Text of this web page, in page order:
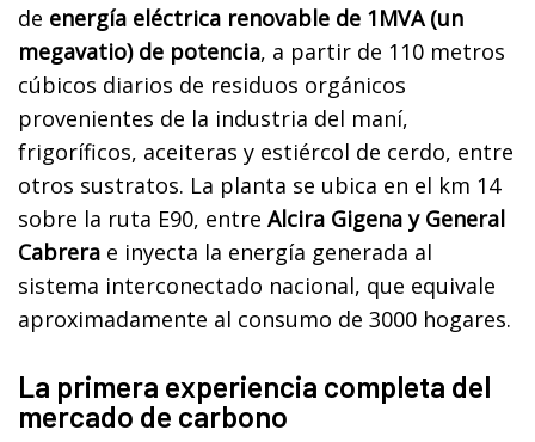
de energía eléctrica renovable de 1MVA (un
megavatio) de potencia, a partir de 110 metros
cúbicos diarios de residuos orgánicos
provenientes de la industria del maní,
frigoríficos, aceiteras y estiércol de cerdo, entre
otros sustratos. La planta se ubica en el km 14
sobre la ruta E90, entre Alcira Gigena y General
Cabrera e inyecta la energía generada al
sistema interconectado nacional, que equivale
aproximadamente al consumo de 3000 hogares.
La primera experiencia completa del
mercado de carbono